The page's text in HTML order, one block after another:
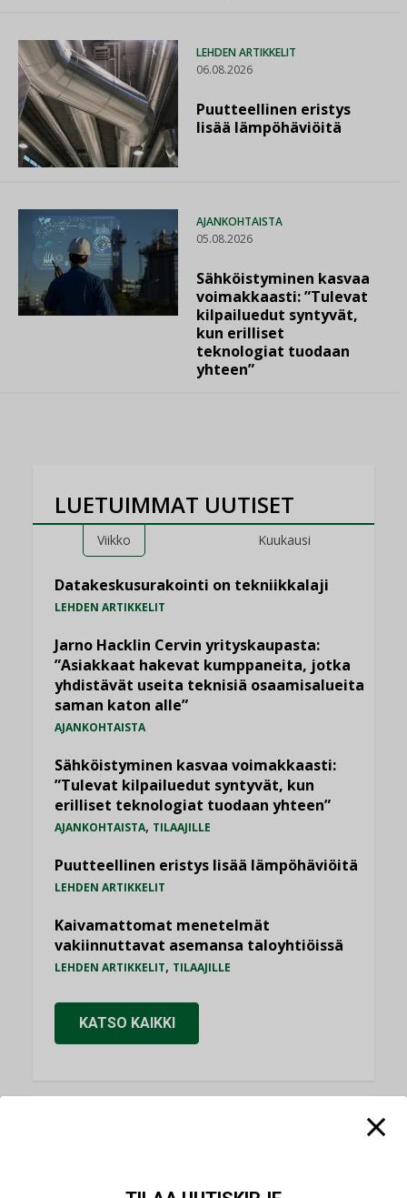
LEHDEN ARTIKKELIT
06.08.2026
Puutteellinen eristys
lisää lämpöhäviöitä
AJANKOHTAISTA
05.08.2026
Sähköistyminen kasvaa
voimakkaasti: ”Tulevat
kilpailuedut syntyvät,
kun erilliset
teknologiat tuodaan
yhteen”
LUETUIMMAT UUTISET
Viikko Kuukausi
Datakeskusurakointi on tekniikkalaji
LEHDEN ARTIKKELIT
Jarno Hacklin Cervin yrityskaupasta:
”Asiakkaat hakevat kumppaneita, jotka
yhdistävät useita teknisiä osaamisalueita
saman katon alle”
AJANKOHTAISTA
Sähköistyminen kasvaa voimakkaasti:
”Tulevat kilpailuedut syntyvät, kun
erilliset teknologiat tuodaan yhteen”
AJANKOHTAISTA, TILAAJILLE
Puutteellinen eristys lisää lämpöhäviöitä
LEHDEN ARTIKKELIT
Kaivamattomat menetelmät
vakiinnuttavat asemansa taloyhtiöissä
LEHDEN ARTIKKELIT, TILAAJILLE
KATSO KAIKKI